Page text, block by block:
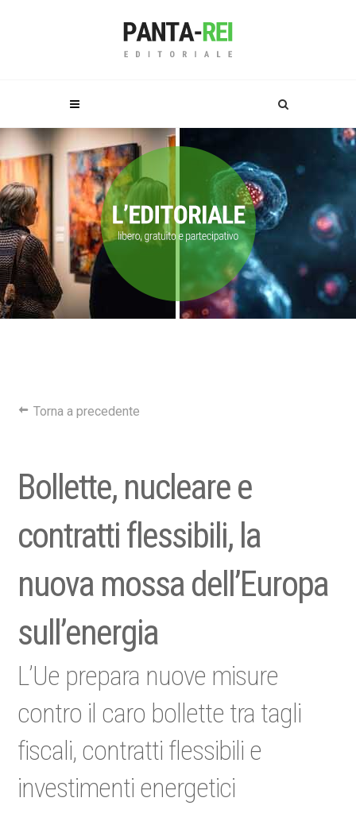
Torna a precedente
Bollette, nucleare e
contratti flessibili, la
nuova mossa dell’Europa
sull’energia
L’Ue prepara nuove misure
contro il caro bollette tra tagli
fiscali, contratti flessibili e
investimenti energetici